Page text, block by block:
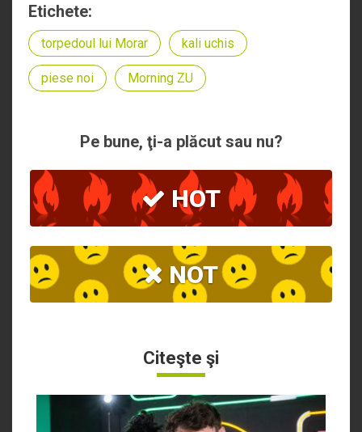
Etichete:
torpedoul lui Morar kali uchis
piese noi Morning ZU
Pe bune, ţi-a plăcut sau nu?
HOT
NOT
Citeşte şi